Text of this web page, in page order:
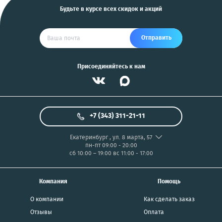
Будьте в курсе всех скидок и акций
Отправить
Присоединяйтесь к нам
Помощь
Как сделать заказ
Оплата
Компания
О компании
Отзывы
+7 (343) 311-21-11
Екатеринбург, ул. 8 марта, 57
пн-пт 09:00 - 20:00
сб 10:00 – 19:00 вс 11:00 - 17:00